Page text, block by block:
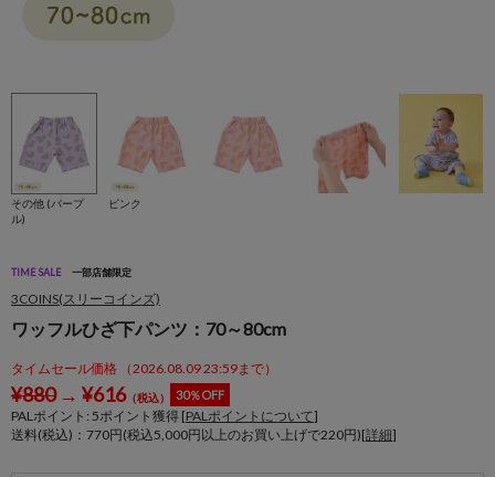
その他 (パープ
ル)
ピンク
TIME SALE 一部店舗限定
3COINS(スリーコインズ)
ワッフルひざ下パンツ：70～80cm
タイムセール価格 （2026.08.09 23:59まで）
¥880→ ¥616（税込） 30％OFF
PALポイント: 5ポイント獲得 [PALポイントについて]
送料(税込)：770円(税込5,000円以上のお買い上げで220円)[詳細]